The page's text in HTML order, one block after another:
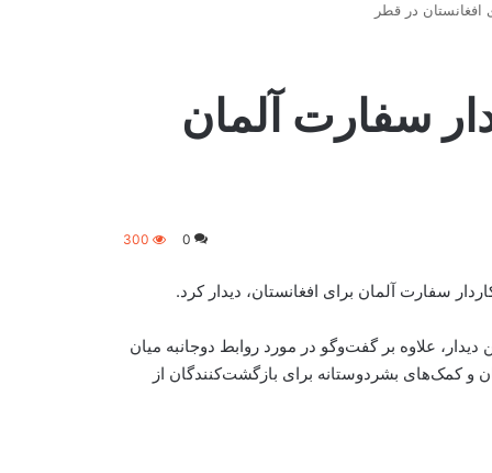
افغانستان در قطر
سفارت آلمان
0
300
سفارت آلمان برای افغانستان، دیدار کرد.
علاوه بر گفت‌وگو در مورد روابط دوجانبه میان
و کمک‌های بشردوستانه برای بازگشت‌کنندگان از